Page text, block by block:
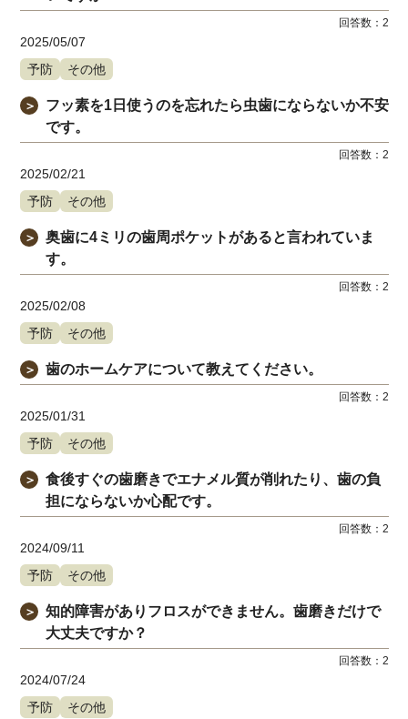
回答数： 2
2025/05/07
予防
その他
＞
フッ素を1日使うのを忘れたら虫歯にならないか不安
です。
回答数： 2
2025/02/21
予防
その他
＞
奥歯に4ミリの歯周ポケットがあると言われていま
す。
回答数： 2
2025/02/08
予防
その他
＞ 歯のホームケアについて教えてください。
回答数： 2
2025/01/31
予防
その他
＞
食後すぐの歯磨きでエナメル質が削れたり、歯の負
担にならないか心配です。
回答数： 2
2024/09/11
予防
その他
＞
知的障害がありフロスができません。歯磨きだけで
大丈夫ですか？
回答数： 2
2024/07/24
予防
その他